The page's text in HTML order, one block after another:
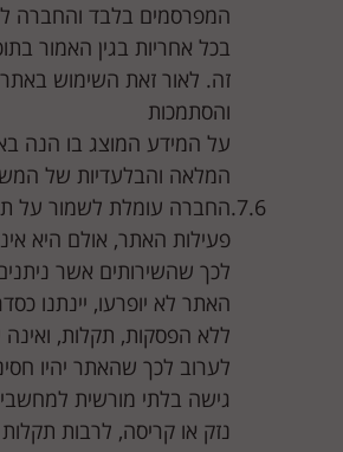
המפרסמים בלבד והחברה
בכל אחריות בגין האמור
זה. לאור זאת השימוש באתר
והסתמכות
על המידע המוצג בו הנה
המלאה והבלעדיות של
החברה עומלת לשמור על
פעילות האתר, אולם היא
לכך שהשירותים אשר
האתר לא יופרעו, יינתנו
ללא הפסקות, תקלות, ואינה
לערוב לכך שהאתר יהיו
גישה בלתי מורשית
נזק או קריסה, לרבות